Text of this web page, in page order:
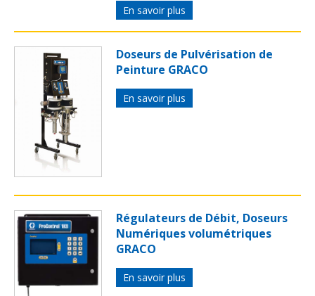
En savoir plus
Doseurs de Pulvérisation de
Peinture GRACO
En savoir plus
Régulateurs de Débit, Doseurs
Numériques volumétriques
GRACO
En savoir plus